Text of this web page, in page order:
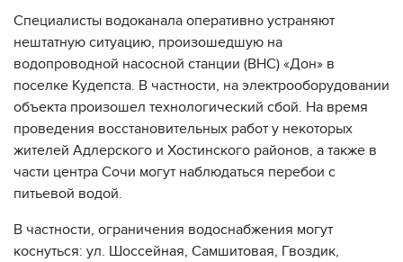
Специалисты водоканала оперативно устраняют
нештатную ситуацию, произошедшую на
водопроводной насосной станции (ВНС) «Дон» в
поселке Кудепста. В частности, на электрооборудовании
объекта произошел технологический сбой. На время
проведения восстановительных работ у некоторых
жителей Адлерского и Хостинского районов, а также в
части центра Сочи могут наблюдаться перебои с
питьевой водой.
В частности, ограничения водоснабжения могут
коснуться: ул. Шоссейная, Самшитовая, Гвоздик,